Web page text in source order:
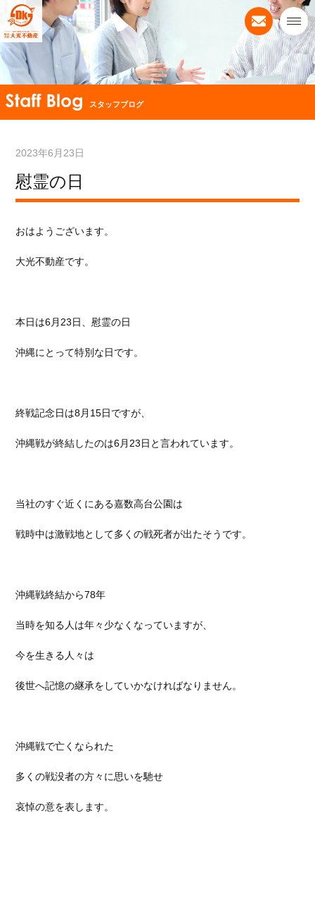
スタッフブログ
2023年6月23日
慰霊の日
おはようございます。
大光不動産です。
本日は6月23日、慰霊の日
沖縄にとって特別な日です。
終戦記念日は8月15日ですが、
沖縄戦が終結したのは6月23日と言われています。
当社のすぐ近くにある嘉数高台公園は
戦時中は激戦地として多くの戦死者が出たそうです。
沖縄戦終結から78年
当時を知る人は年々少なくなっていますが、
今を生きる人々は
後世へ記憶の継承をしていかなければなりません。
沖縄戦で亡くなられた
多くの戦没者の方々に思いを馳せ
哀悼の意を表します。